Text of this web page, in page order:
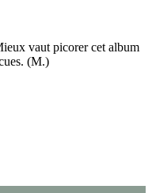
vaut picorer cet album
(M.)